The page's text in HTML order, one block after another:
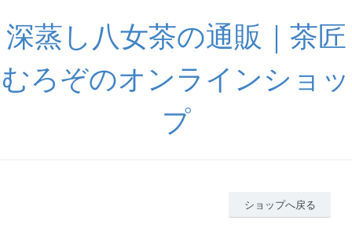
深蒸し八女茶の通販｜茶匠
むろぞのオンラインショッ
プ
ショップへ戻る